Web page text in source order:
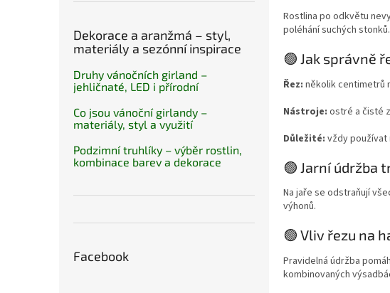
Dekorace a aranžmá – styl,
materiály a sezónní inspirace
Druhy vánočních girland –
jehličnaté, LED i přírodní
Co jsou vánoční girlandy –
materiály, styl a využití
Podzimní truhlíky – výběr rostlin,
kombinace barev a dekorace
Facebook
Rostlina po odkvětu
poléhání suchých stonků.
🟢 Jak správně
Řez: několik centimetrů
Nástroje: ostré a čisté
Důležité: vždy používat
🟢 Jarní údržba
Na jaře se odstraňují
výhonů.
🟢 Vliv řezu na
Pravidelná údržba
kombinovaných